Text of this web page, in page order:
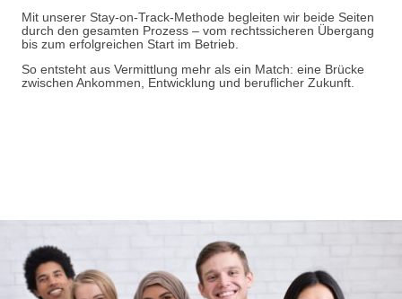
Mit unserer Stay-on-Track-Methode begleiten wir beide Seiten
durch den gesamten Prozess – vom rechtssicheren Übergang
bis zum erfolgreichen Start im Betrieb.
So entsteht aus Vermittlung mehr als ein Match: eine Brücke
zwischen Ankommen, Entwicklung und beruflicher Zukunft.